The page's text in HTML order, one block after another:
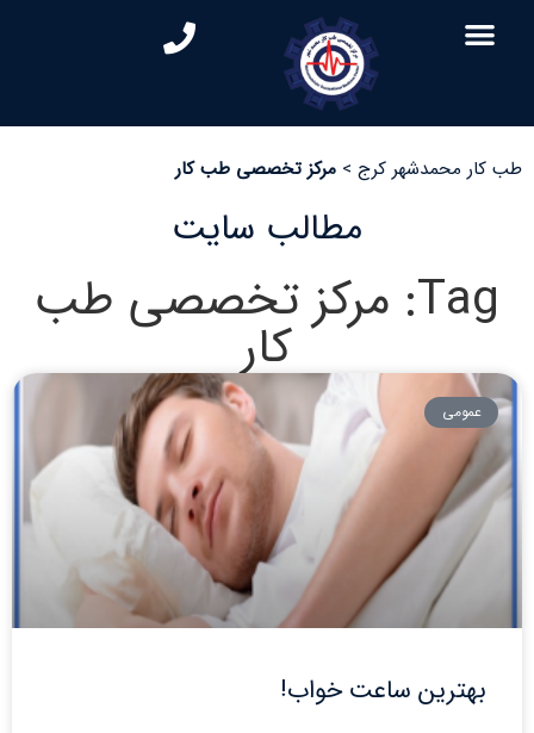
طب کار محمدشهر کرج > مرکز تخصصی طب کار
مطالب سایت
Tag: مرکز تخصصی طب
کار
عمومی
بهترین ساعت خواب!